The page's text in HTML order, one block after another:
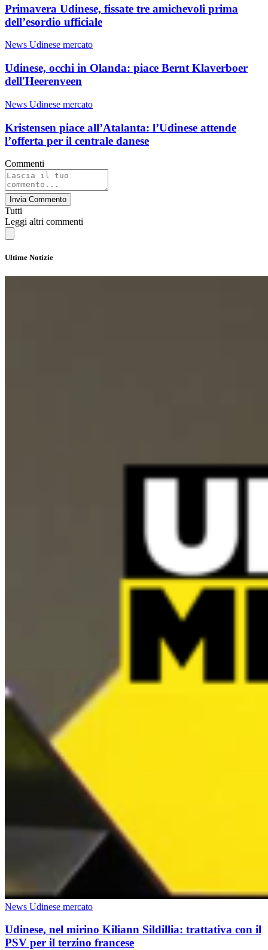
Primavera Udinese, fissate tre amichevoli prima
dell’esordio ufficiale
News Udinese mercato
Udinese, occhi in Olanda: piace Bernt Klaverboer
dell'Heerenveen
News Udinese mercato
Kristensen piace all’Atalanta: l’Udinese attende
l’offerta per il centrale danese
Commenti
Invia Commento
Tutti
Leggi altri commenti
Ultime Notizie
News Udinese mercato
Udinese, nel mirino Kiliann Sildillia: trattativa con il
PSV per il terzino francese